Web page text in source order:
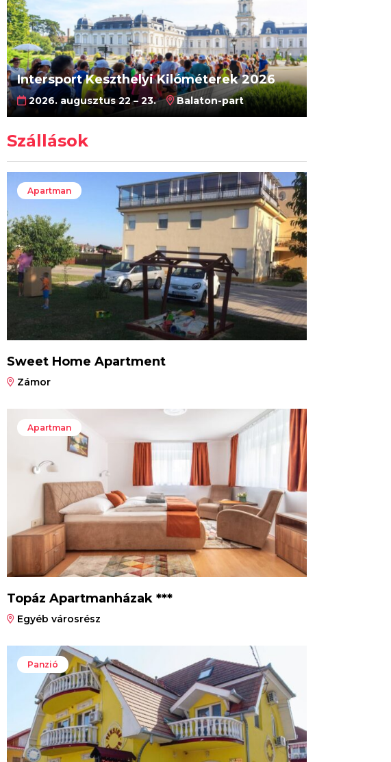
Intersport Keszthelyi Kilóméterek 2026
2026. augusztus 22 – 23. Balaton-part
Szállások
Apartman
Sweet Home Apartment
Zámor
Apartman
Topáz Apartmanházak ***
Egyéb városrész
Panzió